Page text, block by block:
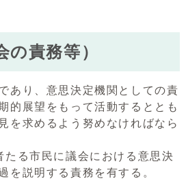
の責務等）
あり、意思決定機関としての責
的展望をもって活動するととも
を求めるよう努めなければなら
る市民に議会における意思決
を説明する責務を有する。